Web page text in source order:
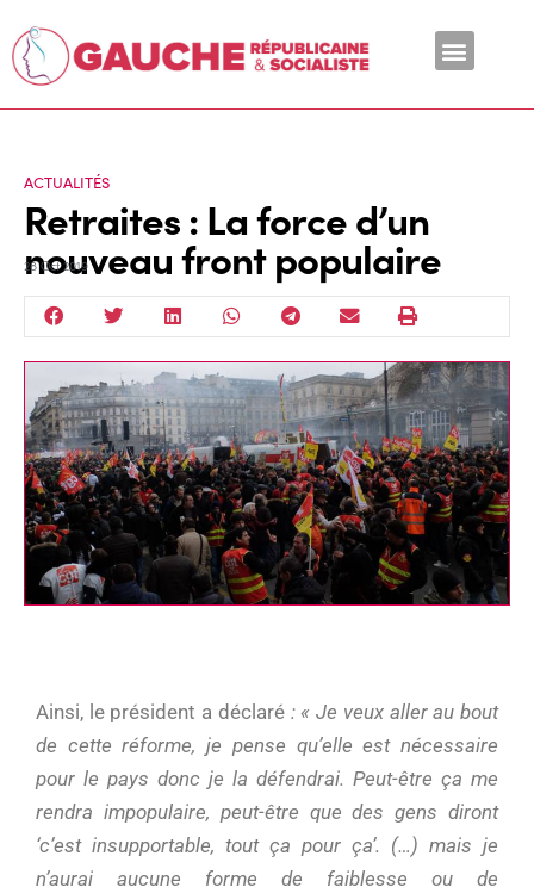
ACTUALITÉS
Retraites : La force d’un
nouveau front populaire
28 Oct 2019
Ainsi, le président a déclaré : « Je veux aller au bout
de cette réforme, je pense qu’elle est nécessaire
pour le pays donc je la défendrai. Peut-être ça me
rendra impopulaire, peut-être que des gens diront
‘c’est insupportable, tout ça pour ça’. (…) mais je
n’aurai aucune forme de faiblesse ou de